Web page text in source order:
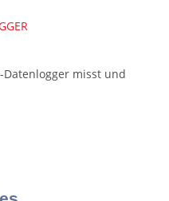
Datenlogger misst und